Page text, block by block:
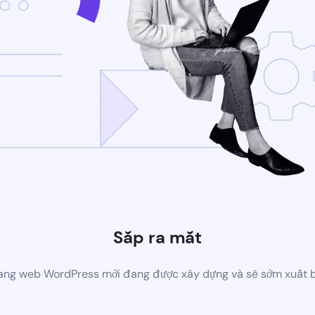
Sắp ra mắt
web WordPress mới đang được xây dựng và sẽ sớm xuất